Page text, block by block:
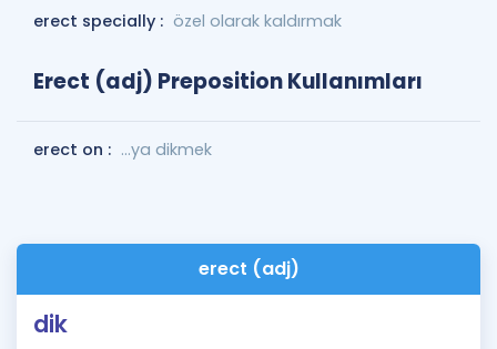
erect specially : özel olarak kaldırmak
Erect (adj) Preposition Kullanımları
erect on : ...ya dikmek
erect (adj)
dik